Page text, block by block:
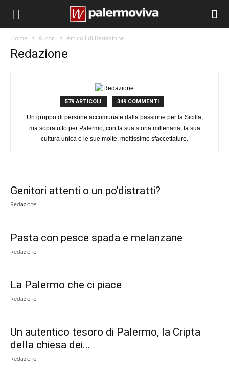
Home Autori Articoli di Redazione
Redazione
579 ARTICOLI 349 COMMENTI
Un gruppo di persone accomunate dalla passione per la Sicilia,
ma sopratutto per Palermo, con la sua storia millenaria, la sua
cultura unica e le sue molte, moltissime sfaccettature.
Genitori attenti o un po’distratti?
Redazione
Pasta con pesce spada e melanzane
Redazione
La Palermo che ci piace
Redazione
Un autentico tesoro di Palermo, la Cripta
della chiesa dei...
Redazione